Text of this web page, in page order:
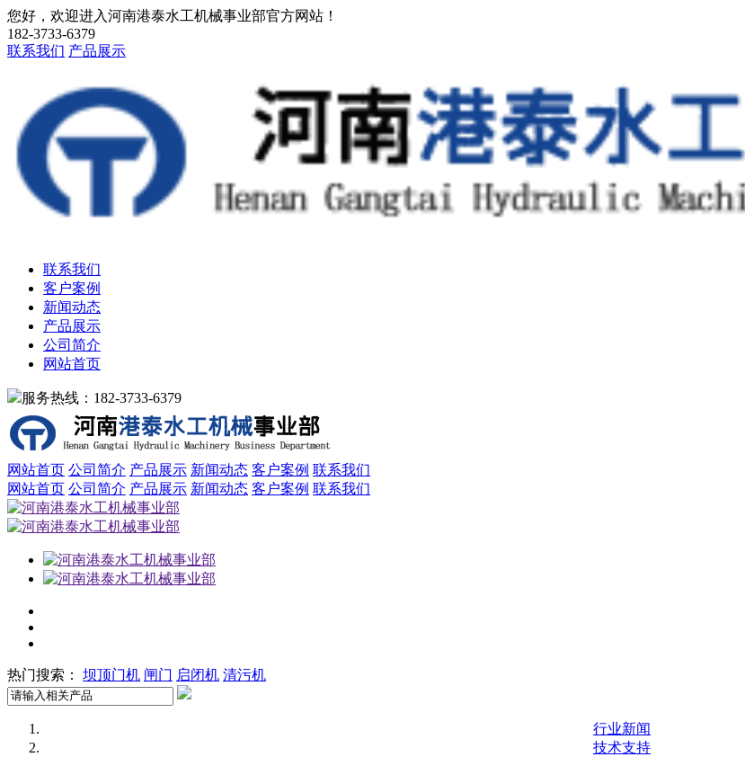
您好，欢迎进入河南港泰水工机械事业部官方网站！
182-3733-6379
联系我们 产品展示
联系我们
客户案例
新闻动态
产品展示
公司简介
网站首页
服务热线：182-3733-6379
网站首页 公司简介 产品展示 新闻动态 客户案例 联系我们
网站首页 公司简介 产品展示 新闻动态 客户案例 联系我们
热门搜索： 坝顶门机 闸门 启闭机 清污机
行业新闻
技术支持